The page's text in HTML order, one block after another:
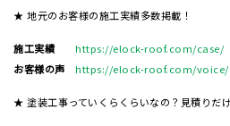
★ 地元のお客様の施工実績多数掲載！
施工実績
https://elock-roof.com/case/
お客様の声
https://elock-roof.com/voice/
★ 塗装工事っていくらくらいなの？見積りだ